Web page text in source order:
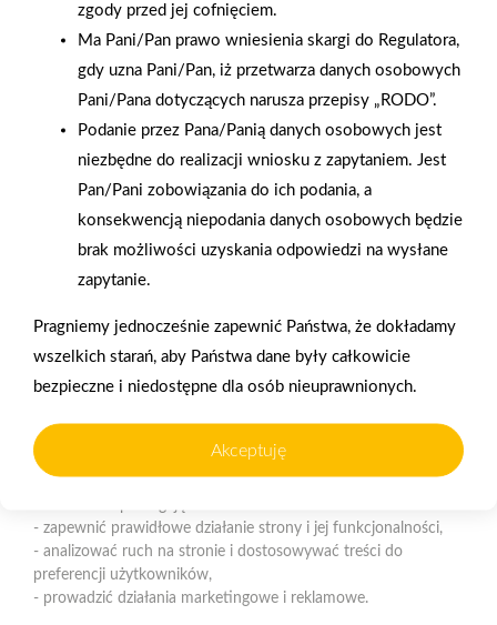
Otwarcie sklepu PSB
Mrówka w Wyrzysku
Gwarancja jakości
naszych produktów
Zakupy w systemie
ratalnym
telefoniczne
na terenie całej Polski
ul. Św. Ducha 12, 88-320 Strzelno (parking, plac składowy,
magazyn - wjazd od ul. Michelsona 19)
zgody przed jej cofnięciem.
Ma Pani/Pan prawo wniesienia skargi do Regulatora,
gdy uzna Pani/Pan, iż przetwarza danych osobowych
Pani/Pana dotyczących narusza przepisy „RODO”.
Podanie przez Pana/Panią danych osobowych jest
niezbędne do realizacji wniosku z zapytaniem. Jest
Pan/Pani zobowiązania do ich podania, a
konsekwencją niepodania danych osobowych będzie
brak możliwości uzyskania odpowiedzi na wysłane
zapytanie.
Pragniemy jednocześnie zapewnić Państwa, że dokładamy
wszelkich starań, aby Państwa dane były całkowicie
bezpieczne i niedostępne dla osób nieuprawnionych.
Akceptuję
Polityka plików cookies
Nasz serwis internetowy wykorzystuje pliki cookies w celu
zapewnienia prawidłowego działania strony, poprawy komfortu
użytkowania oraz analizy ruchu na stronie.
Czym są pliki cookies?
Cookies to niewielkie pliki tekstowe zapisywane na urządzeniu
użytkownika (komputerze, tablecie, smartfonie) podczas
korzystania z naszej strony internetowej. Pliki te mogą być
odczytywane przez nasz system oraz systemy zaufanych
partnerów, np. dostawców narzędzi analitycznych.
Do czego wykorzystujemy pliki cookies?
- zapewnić prawidłowe działanie strony i jej funkcjonalności,
- analizować ruch na stronie i dostosowywać treści do
preferencji użytkowników,
- prowadzić działania marketingowe i reklamowe.